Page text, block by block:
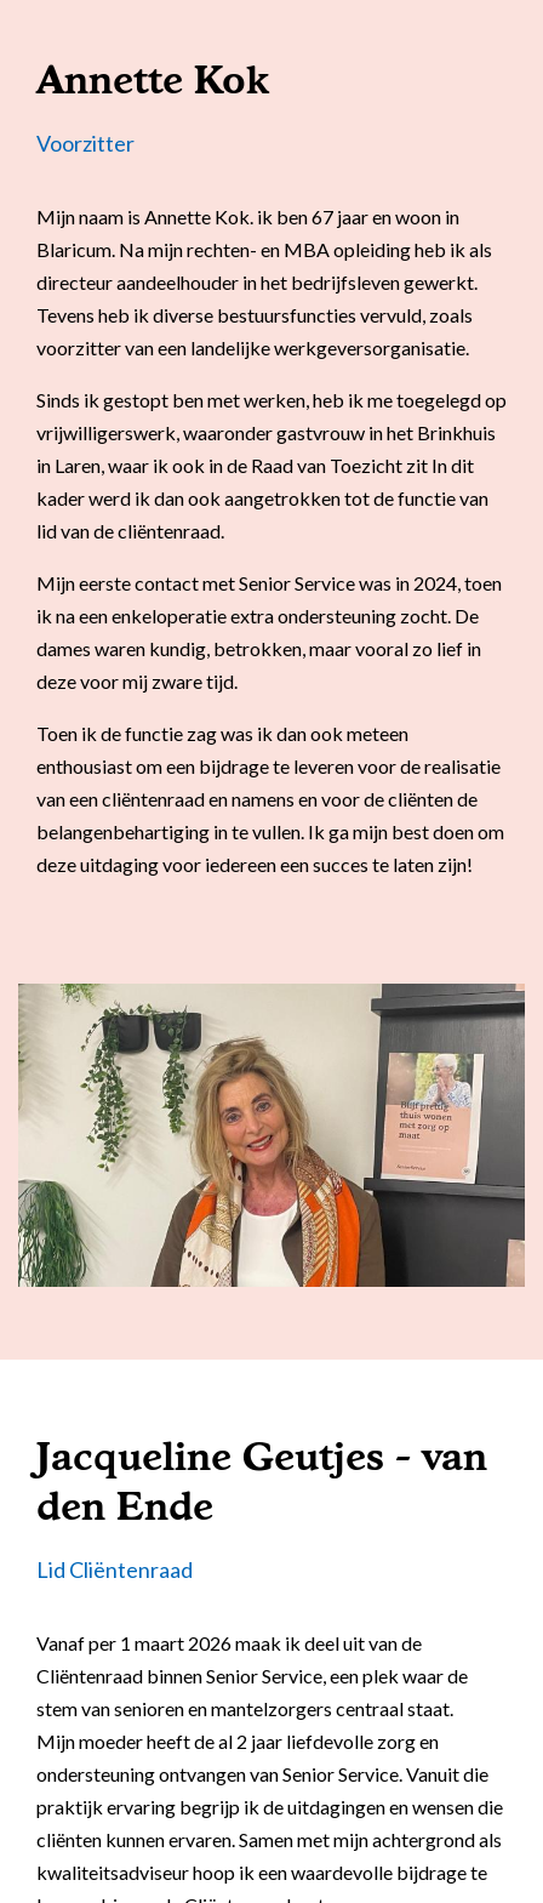
Annette Kok
Voorzitter
Mijn naam is Annette Kok. ik ben 67 jaar en woon in
Blaricum. Na mijn rechten- en MBA opleiding heb ik als
directeur aandeelhouder in het bedrijfsleven gewerkt.
Tevens heb ik diverse bestuursfuncties vervuld, zoals
voorzitter van een landelijke werkgeversorganisatie.
Sinds ik gestopt ben met werken, heb ik me toegelegd op
vrijwilligerswerk, waaronder gastvrouw in het Brinkhuis
in Laren, waar ik ook in de Raad van Toezicht zit In dit
kader werd ik dan ook aangetrokken tot de functie van
lid van de cliëntenraad.
Mijn eerste contact met Senior Service was in 2024, toen
ik na een enkeloperatie extra ondersteuning zocht. De
dames waren kundig, betrokken, maar vooral zo lief in
deze voor mij zware tijd.
Toen ik de functie zag was ik dan ook meteen
enthousiast om een bijdrage te leveren voor de realisatie
van een cliëntenraad en namens en voor de cliënten de
belangenbehartiging in te vullen. Ik ga mijn best doen om
deze uitdaging voor iedereen een succes te laten zijn!
Jacqueline Geutjes - van
den Ende
Lid Cliëntenraad
Vanaf per 1 maart 2026 maak ik deel uit van de
Cliëntenraad binnen Senior Service, een plek waar de
stem van senioren en mantelzorgers centraal staat.
Mijn moeder heeft de al 2 jaar liefdevolle zorg en
ondersteuning ontvangen van Senior Service. Vanuit die
praktijk ervaring begrijp ik de uitdagingen en wensen die
cliënten kunnen ervaren. Samen met mijn achtergrond als
kwaliteitsadviseur hoop ik een waardevolle bijdrage te